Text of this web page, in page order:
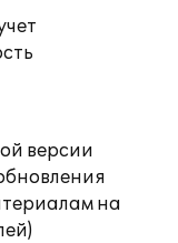
версии
на